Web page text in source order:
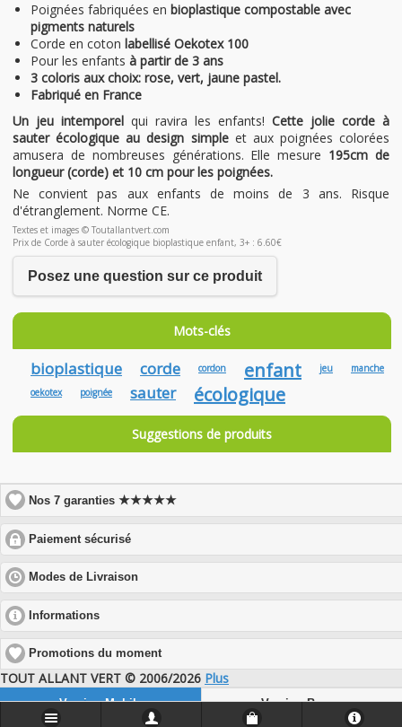
Poignées fabriquées en bioplastique compostable avec
pigments naturels
Corde en coton labellisé Oekotex 100
Pour les enfants à partir de 3 ans
3 coloris aux choix: rose, vert, jaune pastel.
Fabriqué en France
Un jeu intemporel qui ravira les enfants! Cette jolie corde à
sauter écologique au design simpleet aux poignées colorées
amusera de nombreuses générations. Elle mesure 195cm de
longueur (corde) et 10 cm pour les poignées.
Ne convient pas aux enfants de moins de 3 ans. Risque
d'étranglement. Norme CE.
Textes et images © Toutallantvert.com
Prix de Corde à sauter écologique bioplastique enfant, 3+ : 6.60€
Posez une question sur ce produit
Mots-clés
bioplastique corde cordon enfant jeu
manche
oekotex
poignée sauter écologique
Suggestions de produits
Nos 7 garanties★★★★★
Paiement sécurisé
to
expand
contents
Modes de Livraison
to
Informations
to
expand
contents
Promotions du moment
TOUT ALLANT VERT © 2006/2026 Plus
Version Mobile Version Bureau